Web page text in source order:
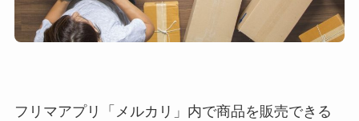
フリマアプリ「メルカリ」内で商品を販売できる